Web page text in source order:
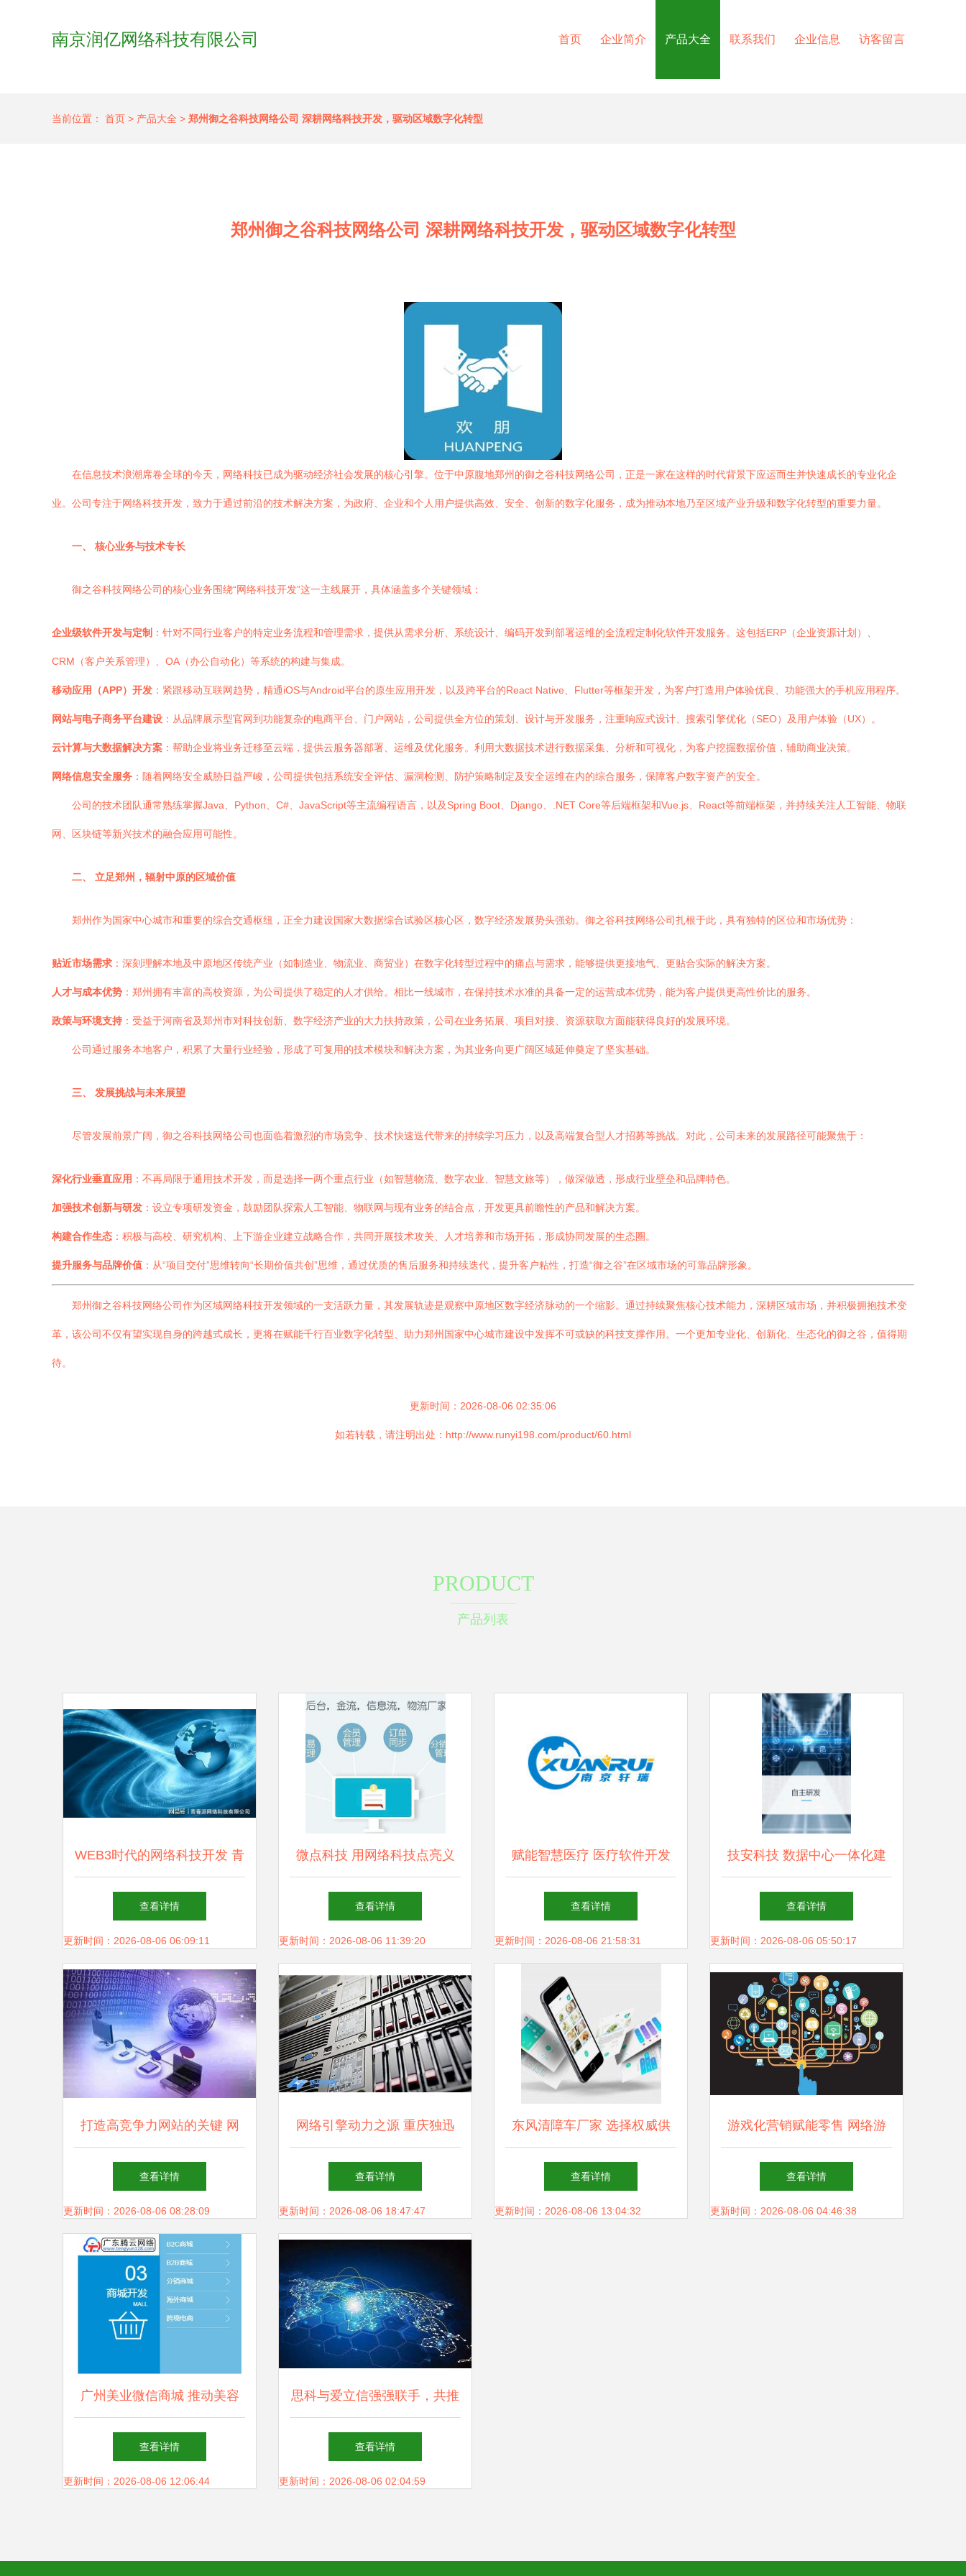
南京润亿网络科技有限公司 首页 企业简介 产品大全 联系我们 企业信息 访客留言
当前位置： 首页 > 产品大全 > 郑州御之谷科技网络公司 深耕网络科技开发，驱动区域数字化转型
郑州御之谷科技网络公司 深耕网络科技开发，驱动区域数字化转型
在信息技术浪潮席卷全球的今天，网络科技已成为驱动经济社会发展的核心引擎。位于中原腹地郑州的御之谷科技网络公司，正是一家在这样的时代背景下应运而生并快速成长的专业化企
业。公司专注于网络科技开发，致力于通过前沿的技术解决方案，为政府、企业和个人用户提供高效、安全、创新的数字化服务，成为推动本地乃至区域产业升级和数字化转型的重要力量。
一、 核心业务与技术专长
御之谷科技网络公司的核心业务围绕“网络科技开发”这一主线展开，具体涵盖多个关键领域：
企业级软件开发与定制 ：针对不同行业客户的特定业务流程和管理需求，提供从需求分析、系统设计、编码开发到部署运维的全流程定制化软件开发服务。这包括ERP（企业资源计划）、
CRM（客户关系管理）、OA（办公自动化）等系统的构建与集成。
移动应用（APP）开发 ：紧跟移动互联网趋势，精通iOS与Android平台的原生应用开发，以及跨平台的React Native、Flutter等框架开发，为客户打造用户体验优良、功能强大的手机应用程序。
网站与电子商务平台建设 ：从品牌展示型官网到功能复杂的电商平台、门户网站，公司提供全方位的策划、设计与开发服务，注重响应式设计、搜索引擎优化（SEO）及用户体验（UX）。
云计算与大数据解决方案 ：帮助企业将业务迁移至云端，提供云服务器部署、运维及优化服务。利用大数据技术进行数据采集、分析和可视化，为客户挖掘数据价值，辅助商业决策。
网络信息安全服务 ：随着网络安全威胁日益严峻，公司提供包括系统安全评估、漏洞检测、防护策略制定及安全运维在内的综合服务，保障客户数字资产的安全。
公司的技术团队通常熟练掌握Java、Python、C#、JavaScript等主流编程语言，以及Spring Boot、Django、.NET Core等后端框架和Vue.js、React等前端框架，并持续关注人工智能、物联
网、区块链等新兴技术的融合应用可能性。
二、 立足郑州，辐射中原的区域价值
郑州作为国家中心城市和重要的综合交通枢纽，正全力建设国家大数据综合试验区核心区，数字经济发展势头强劲。御之谷科技网络公司扎根于此，具有独特的区位和市场优势：
贴近市场需求 ：深刻理解本地及中原地区传统产业（如制造业、物流业、商贸业）在数字化转型过程中的痛点与需求，能够提供更接地气、更贴合实际的解决方案。
人才与成本优势 ：郑州拥有丰富的高校资源，为公司提供了稳定的人才供给。相比一线城市，在保持技术水准的具备一定的运营成本优势，能为客户提供更高性价比的服务。
政策与环境支持 ：受益于河南省及郑州市对科技创新、数字经济产业的大力扶持政策，公司在业务拓展、项目对接、资源获取方面能获得良好的发展环境。
公司通过服务本地客户，积累了大量行业经验，形成了可复用的技术模块和解决方案，为其业务向更广阔区域延伸奠定了坚实基础。
三、 发展挑战与未来展望
尽管发展前景广阔，御之谷科技网络公司也面临着激烈的市场竞争、技术快速迭代带来的持续学习压力，以及高端复合型人才招募等挑战。对此，公司未来的发展路径可能聚焦于：
深化行业垂直应用 ：不再局限于通用技术开发，而是选择一两个重点行业（如智慧物流、数字农业、智慧文旅等），做深做透，形成行业壁垒和品牌特色。
加强技术创新与研发 ：设立专项研发资金，鼓励团队探索人工智能、物联网与现有业务的结合点，开发更具前瞻性的产品和解决方案。
构建合作生态 ：积极与高校、研究机构、上下游企业建立战略合作，共同开展技术攻关、人才培养和市场开拓，形成协同发展的生态圈。
提升服务与品牌价值 ：从“项目交付”思维转向“长期价值共创”思维，通过优质的售后服务和持续迭代，提升客户粘性，打造“御之谷”在区域市场的可靠品牌形象。
郑州御之谷科技网络公司作为区域网络科技开发领域的一支活跃力量，其发展轨迹是观察中原地区数字经济脉动的一个缩影。通过持续聚焦核心技术能力，深耕区域市场，并积极拥抱技术变
革，该公司不仅有望实现自身的跨越式成长，更将在赋能千行百业数字化转型、助力郑州国家中心城市建设中发挥不可或缺的科技支撑作用。一个更加专业化、创新化、生态化的御之谷，值得期
待。
更新时间：2026-08-06 02:35:06
如若转载，请注明出处：http://www.runyi198.com/product/60.html
PRODUCT
产品列表
WEB3时代的网络科技开发 青
春派如何吸引项目方投资？
查看详情
更新时间：2026-08-06 06:09:11
微点科技 用网络科技点亮义
乌市场的智慧未来
查看详情
更新时间：2026-08-06 11:39:20
赋能智慧医疗 医疗软件开发
与网络科技开发深度融合的创
新与实践
查看详情
更新时间：2026-08-06 21:58:31
技安科技 数据中心一体化建
设与全方位网络服务专家
查看详情
更新时间：2026-08-06 05:50:17
打造高竞争力网站的关键 网
络科技开发的战略与实践
查看详情
更新时间：2026-08-06 08:28:09
网络引擎动力之源 重庆独迅
网络科技的创新与服务之道
查看详情
更新时间：2026-08-06 18:47:47
东风清障车厂家 选择权威供
应商，护航网络科技开发新时
代
查看详情
更新时间：2026-08-06 13:04:32
游戏化营销赋能零售 网络游
戏研发商获千万级融资，开启
商业新篇章
查看详情
更新时间：2026-08-06 04:46:38
广州美业微信商城 推动美容
院拓客形式的创新变革
查看详情
更新时间：2026-08-06 12:06:44
思科与爱立信强强联手，共推
物联网网络新蓝图
查看详情
更新时间：2026-08-06 02:04:59